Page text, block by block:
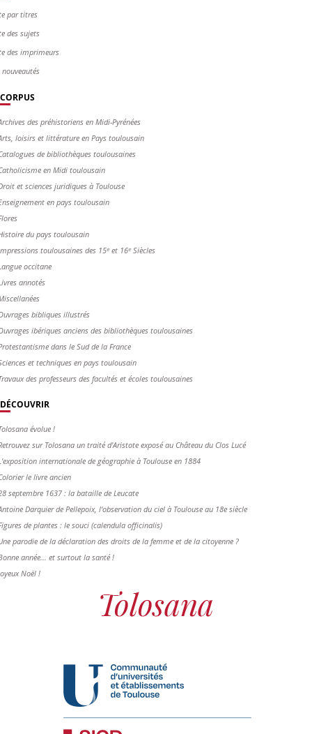
par titres
des sujets
des imprimeurs
nouveautés
CORPUS
des préhistoriens en Midi-Pyrénées
loisirs et littérature en Pays toulousain
de bibliothèques toulousaines
en Midi toulousain
et sciences juridiques à Toulouse
en pays toulousain
du pays toulousain
toulousaines des 15ᵉ et 16ᵉ Siècles
occitane
annotés
bibliques illustrés
ibériques anciens des bibliothèques toulousaines
dans le Sud de la France
et techniques en pays toulousain
des professeurs des facultés et écoles toulousaines
DÉCOUVRIR
évolue !
sur Tolosana un traité d'Aristote exposé au Château du Clos Lucé
internationale de géographie à Toulouse en 1884
le livre ancien
septembre 1637 : la bataille de Leucate
Darquier de Pellepoix, l’observation du ciel à Toulouse au 18e siècle
de plantes : le souci (calendula officinalis)
parodie de la déclaration des droits de la femme et de la citoyenne ?
année... et surtout la santé !
Noël !